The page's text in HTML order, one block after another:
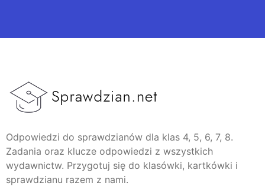
Odpowiedzi do sprawdzianów dla klas 4, 5, 6, 7, 8.
Zadania oraz klucze odpowiedzi z wszystkich
wydawnictw. Przygotuj się do klasówki, kartkówki i
sprawdzianu razem z nami.